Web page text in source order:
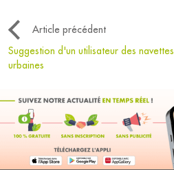
Article précédent
Suggestion d'un utilisateur des navettes
urbaines